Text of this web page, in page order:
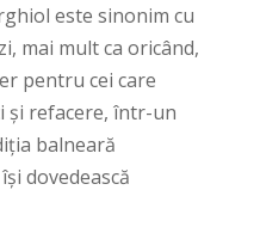
este sinonim cu
mai mult ca oricând,
pentru cei care
și refacere, într-un
balneară
dovedească